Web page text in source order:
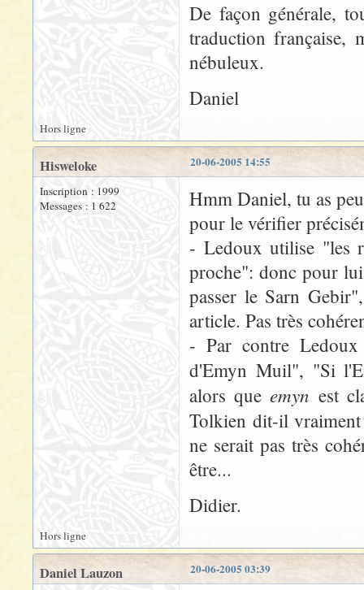
De façon générale,
traduction française,
nébuleux.
Daniel
Hors ligne
20-06-2005 14:55
Hisweloke
Inscription : 1999
Messages : 1 622
Hmm Daniel, tu as
pour le vérifier
- Ledoux utilise "les
proche": donc pour
passer le Sarn
article. Pas très
- Par contre
d'Emyn Muil", "Si
alors queemyn est
Tolkien dit-il
ne serait pas très
être...
Didier.
Hors ligne
20-06-2005 03:39
Daniel Lauzon